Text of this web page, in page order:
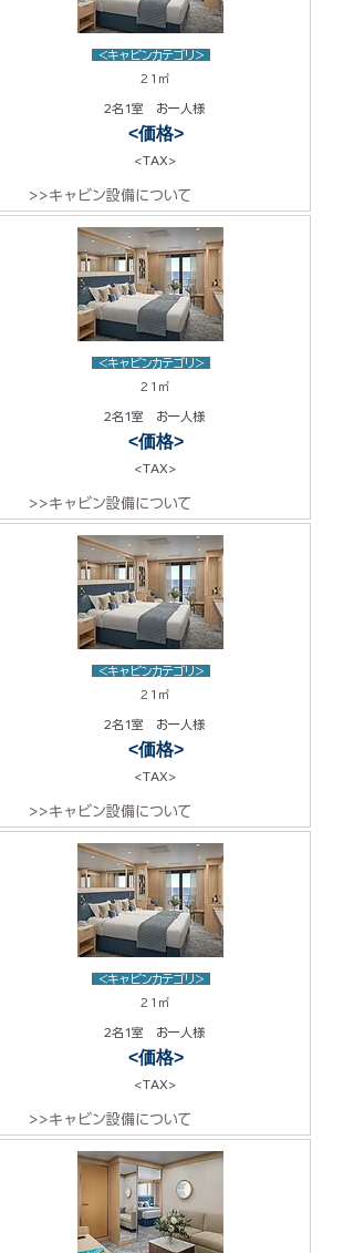
<キャビンカテゴリ>
21㎡
2名1室 お一人様
<価格>
<TAX>
>>キャビン設備について
<キャビンカテゴリ>
21㎡
2名1室 お一人様
<価格>
<TAX>
>>キャビン設備について
<キャビンカテゴリ>
21㎡
2名1室 お一人様
<価格>
<TAX>
>>キャビン設備について
<キャビンカテゴリ>
21㎡
2名1室 お一人様
<価格>
<TAX>
>>キャビン設備について